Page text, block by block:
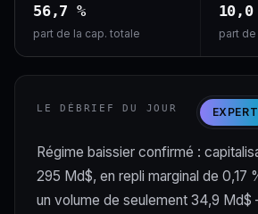
56,7 %
part de la cap. totale
10,0
part
LE DÉBRIEF DU JOUR EXPERT
Régime baissier confirmé :
295 Md$, en repli marginal de 0,17
un volume de seulement 34,9